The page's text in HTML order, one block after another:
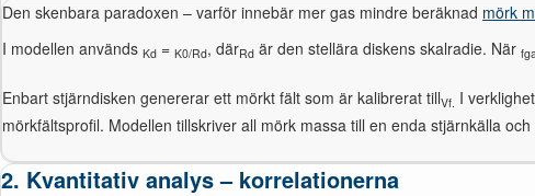
Den skenbara paradoxen – varför innebär mer gas mindre beräknad mörk
I modellen används Kd = K0/Rd, därRd är den stellära diskens skalradie. När
Enbart stjärndisken genererar ett mörkt fält som är kalibrerat tillVf. I
mörkfältsprofil. Modellen tillskriver all mörk massa till en enda stjärnkälla
2. Kvantitativ analys – korrelationerna